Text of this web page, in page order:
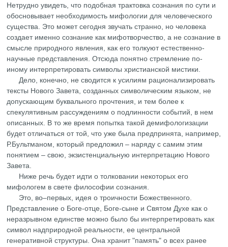
Нетрудно увидеть, что подобная трактовка сознания по сути и
обосновывает необходимость мифологии для человеческого
существа. Это может сегодня звучать странно, но человека
создает именно сознание как мифотворчество, а не сознание в
смысле природного явления, как его толкуют естественно-
научные представления. Отсюда понятно стремление по-
иному интерпретировать символы христианской мистики.
Дело, конечно, не сводится к усилиям рационализировать
тексты Нового Завета, созданных символическим языком, не
допускающим буквального прочтения, и тем более к
спекулятивным рассуждениям о подлинности событий, в нем
описанных. В то же время попытка такой демифологизации
будет отличаться от той, что уже была предпринята, например,
Р.Бультманом, который предложил – наряду с самим этим
понятием – свою, экзистенциальную интерпретацию Нового
Завета.
Ниже речь будет идти о толковании некоторых его
мифологем в свете философии сознания.
Это, во–первых, идея о троичности Божественного.
Представление о Боге-отце, Боге-сыне и Святом Духе как о
неразрывном единстве можно было бы интерпретировать как
символ надприродной реальности, ее центральной
генеративной структуры. Она хранит "память" о всех ранее